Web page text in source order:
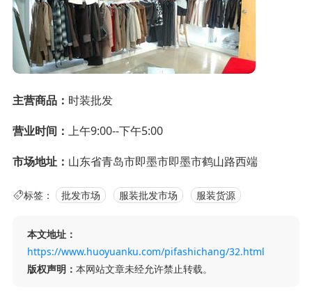
主营商品： 时装批发
营业时间： 上午9:00--下午5:00
市场地址： 山东省青岛市即墨市即墨市鹤山路西端
标签： 批发市场 服装批发市场 服装货源
本文地址：
https://www.huoyuanku.com/pifashichang/32.html
版权声明： 本网站文章未经允许禁止转载。